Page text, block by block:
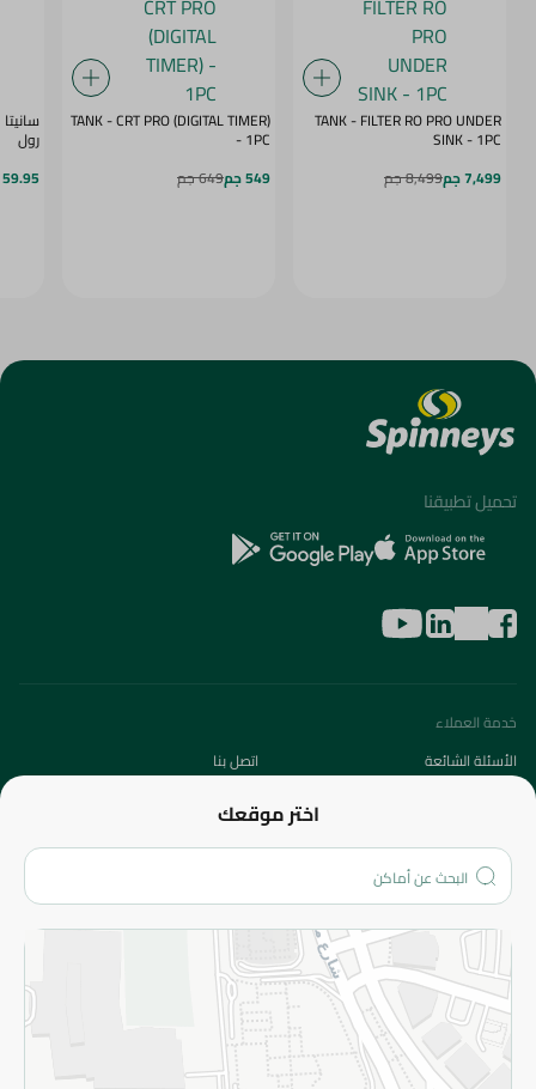
TANK - FILTER RO PRO UNDER
SINK - 1PC
7,499 جم
8,499 جم
TANK - CRT PRO (DIGITAL TIMER)
- 1PC
549 جم
649 جم
رول
59.95 جم
اختر موقعك
تحميل تطبيقنا
خدمة العملاء
الأسئلة الشائعة
اتصل بنا
من نحن؟
الفروع
المزيد
الاسترجاع
سياسة الاستخدام
سياسة الخصوصية
قم بالتسجيل للنشرة